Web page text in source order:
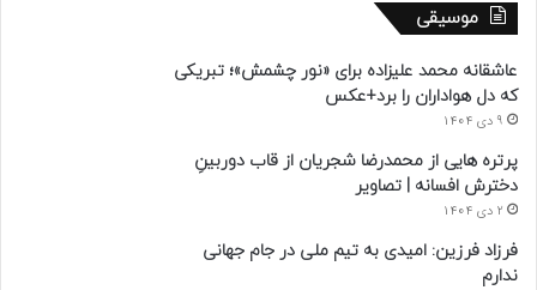
موسیقی
عاشقانه محمد علیزاده برای «نور چشمش»؛ تبریکی
که دل هواداران را برد+عکس
9 دی 1404
پرتره هایی از محمدرضا شجریان از قاب دوربینِ
دخترش افسانه | تصاویر
2 دی 1404
فرزاد فرزین: امیدی به تیم ملی در جام جهانی
ندارم